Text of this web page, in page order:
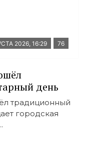
2026, 16:29 76
день
традиционный
городская